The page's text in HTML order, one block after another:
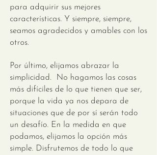
para adquirir sus mejores
características. Y siempre, siempre,
seamos agradecidos y amables con los
otros.
Por último, elijamos abrazar la
simplicidad. No hagamos las cosas
más difíciles de lo que tienen que ser,
porque la vida ya nos depara de
situaciones que de por sí serán todo
un desafío. En la medida en que
podamos, elijamos la opción más
simple. Disfrutemos de todo lo que